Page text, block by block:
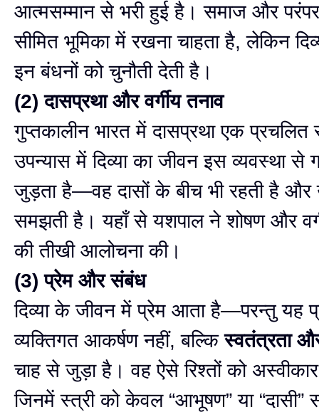
आत्मसम्मान से भरी हुई है। समाज और
सीमित भूमिका में रखना चाहता है, लेकिन
इन बंधनों को चुनौती देती है।
(2) दासप्रथा और वर्गीय तनाव
गुप्तकालीन भारत में दासप्रथा एक
उपन्यास में दिव्या का जीवन इस व्यवस्था से
जुड़ता है—वह दासों के बीच भी रहती है और
समझती है। यहाँ से यशपाल ने शोषण और
की तीखी आलोचना की।
(3) प्रेम और संबंध
दिव्या के जीवन में प्रेम आता है—परन्तु यह
व्यक्तिगत आकर्षण नहीं, बल्किस्वतंत्रता
चाह से जुड़ा है। वह ऐसे रिश्तों को
जिनमें स्त्री को केवल “आभूषण” या “दासी”